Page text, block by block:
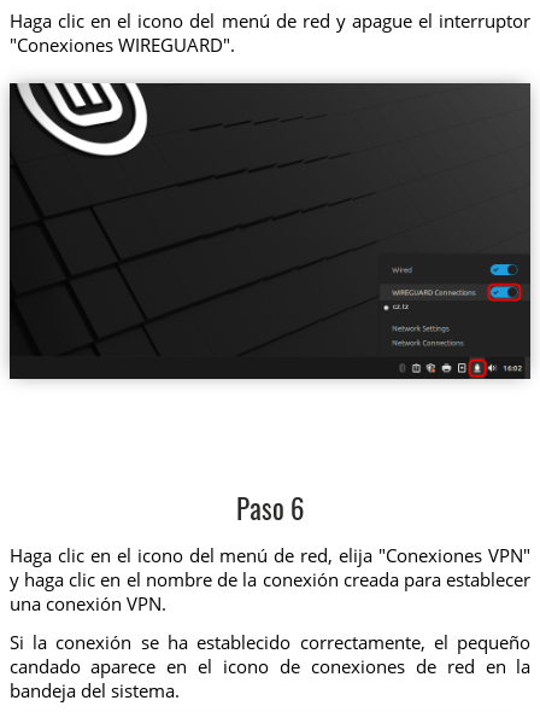
Haga clic en el icono del menú de red y apague el interruptor
"Conexiones WIREGUARD".
cz.tz
Paso 6
Haga clic en el icono del menú de red, elija "Conexiones VPN"
y haga clic en el nombre de la conexión creada para establecer
una conexión VPN.
Si la conexión se ha establecido correctamente, el pequeño
candado aparece en el icono de conexiones de red en la
bandeja del sistema.